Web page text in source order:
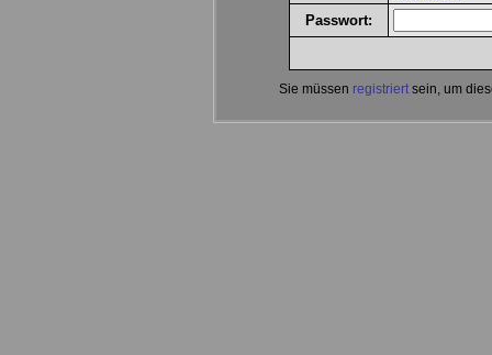
Passwort:
Sie müssen registriert sein, um